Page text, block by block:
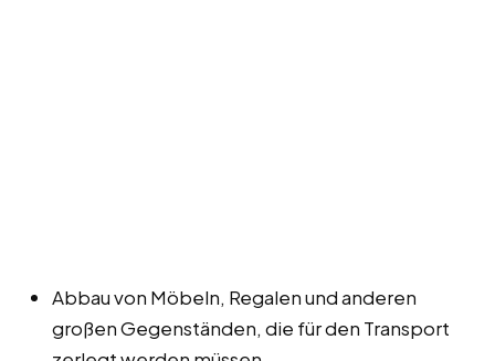
Abbau von Möbeln, Regalen und anderen
großen Gegenständen, die für den Transport